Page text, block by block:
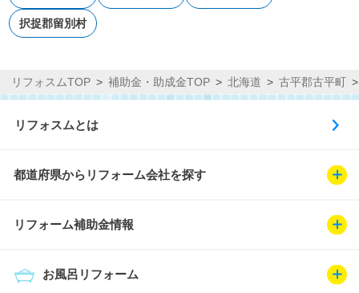
択捉郡留別村
リフォスムTOP 補助金・助成金TOP 北海道 古平郡古平町
リフォスムとは
都道府県からリフォーム会社を探す
リフォーム補助金情報
お風呂リフォーム